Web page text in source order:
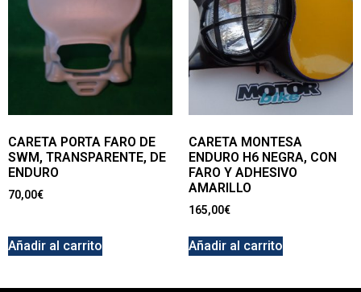
CARETA PORTA FARO DE
SWM, TRANSPARENTE, DE
ENDURO
70,00€
Añadir al carrito
CARETA MONTESA
ENDURO H6 NEGRA, CON
FARO Y ADHESIVO
AMARILLO
165,00€
Añadir al carrito